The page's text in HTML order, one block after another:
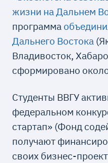
жизни на Дальнем
программа
Дальнего Востока
Владивосток,
сформировано
Студенты ВВГУ
федеральном
стартап» (Фонд
получают
своих бизнес-